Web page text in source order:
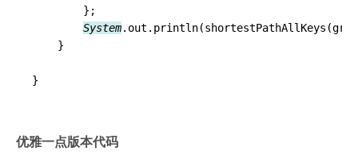
        };
System
    }
优雅一点版本代码